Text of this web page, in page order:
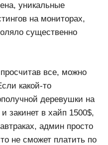
уникальные
на мониторах,
существенно
все, можно
какой-то
деревушки на
закинет в хайп 1500$,
админ просто
не сможет платить по